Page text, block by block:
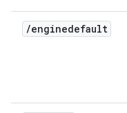
/enginedefault